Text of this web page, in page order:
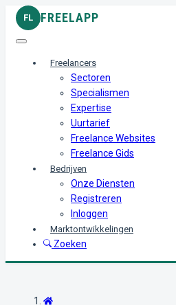
FL FREELAPP
Freelancers
Sectoren
Specialismen
Expertise
Uurtarief
Freelance Websites
Freelance Gids
Bedrijven
Onze Diensten
Registreren
Inloggen
Marktontwikkelingen
Zoeken